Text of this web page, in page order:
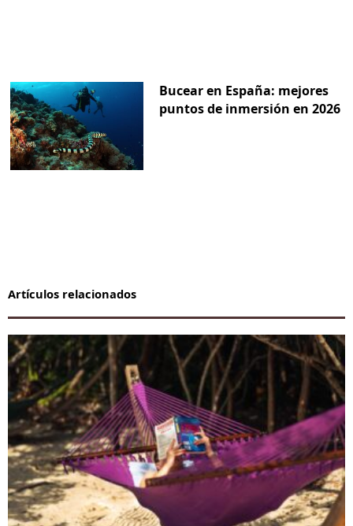
Bucear en España: mejores
puntos de inmersión en 2026
Artículos relacionados